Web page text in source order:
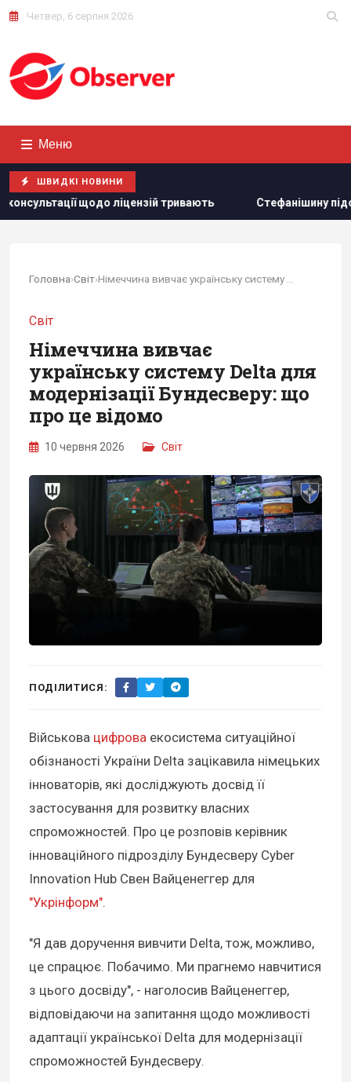
Четвер, 6 серпня 2026
Меню
ШВИДКІ НОВИНИ
тривають Стефанішину підозрюють в
Головна›Світ›
Світ
Німеччина вивчає
українську систему Delta для
модернізації Бундесверу: що
про це відомо
10 червня 2026 Світ
ПОДІЛИТИСЯ:
Військова цифрова екосистема ситуаційної
обізнаності України Delta зацікавила німецьких
інноваторів, які досліджують досвід її
застосування для розвитку власних
спроможностей. Про це розповів керівник
інноваційного підрозділу Бундесверу Cyber
Innovation Hub Свен Вайценеггер для
"Укрінформ".
"Я дав доручення вивчити Delta, тож, можливо,
це спрацює. Побачимо. Ми прагнемо навчитися
з цього досвіду", - наголосив Вайценеггер,
відповідаючи на запитання щодо можливості
адаптації української Delta для модернізації
спроможностей Бундесверу.